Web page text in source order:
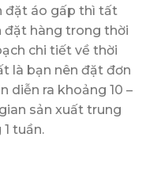
đặt áo gấp thì tất
đặt hàng trong thời
chi tiết về thời
là bạn nên đặt đơn
diễn ra khoảng 10 –
sản xuất trung
tuần.